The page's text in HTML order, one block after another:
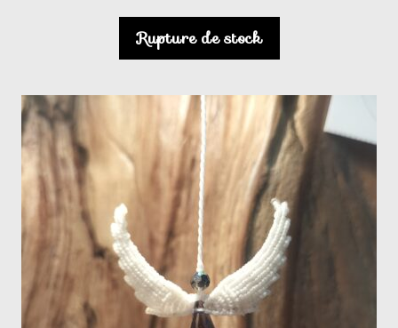
Rupture de stock